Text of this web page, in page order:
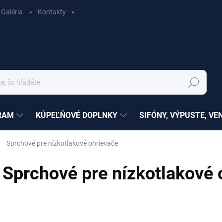
Galéria Kontakty
Hľadať
KÚPEĽŇOVÉ DOPLNKY SIFÓNY, VÝPUSTE,
Sprchové pre nízkotlakové ohrievače
Sprchové pre nízkotlakové